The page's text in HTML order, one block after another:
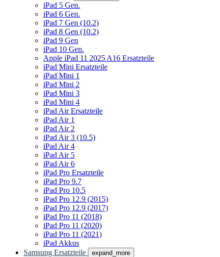
iPad 5 Gen.
iPad 6 Gen.
iPad 7 Gen (10.2)
iPad 8 Gen (10.2)
iPad 9 Gen
iPad 10 Gen.
Apple iPad 11 2025 A16 Ersatzteile
iPad Mini Ersatzteile
iPad Mini 1
iPad Mini 2
iPad Mini 3
iPad Mini 4
iPad Air Ersatzteile
iPad Air 1
iPad Air 2
iPad Air 3 (10.5)
iPad Air 4
iPad Air 5
iPad Air 6
iPad Pro Ersatzteile
iPad Pro 9.7
iPad Pro 10.5
iPad Pro 12.9 (2015)
iPad Pro 12.9 (2017)
iPad Pro 11 (2018)
iPad Pro 11 (2020)
iPad Pro 11 (2021)
iPad Akkus
Samsung Ersatzteile
expand_more